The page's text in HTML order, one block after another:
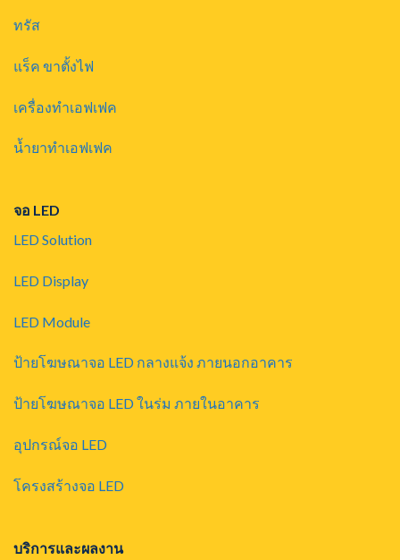
ทรัส
แร็ค ขาตั้งไฟ
เครื่องทำเอฟเฟค
น้ำยาทำเอฟเฟค
จอ LED
LED Solution
LED Display
LED Module
ป้ายโฆษณาจอ LED กลางแจ้ง ภายนอกอาคาร
ป้ายโฆษณาจอ LED ในร่ม ภายในอาคาร
อุปกรณ์จอ LED
โครงสร้างจอ LED
บริการและผลงาน